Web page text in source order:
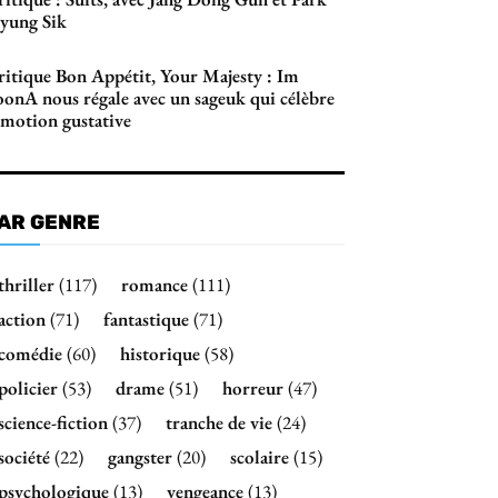
Sik
Bon Appétit, Your Majesty : Im
nous régale avec un sageuk qui célèbre
gustative
GENRE
(117) romance(111)
(71) fantastique(71)
(60) historique(58)
(53) drame(51) horreur(47)
fiction(37) tranche de vie(24)
(22) gangster(20) scolaire(15)
(13) vengeance(13)